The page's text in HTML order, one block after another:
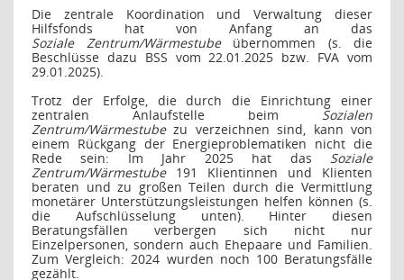
Die zentrale Koordination und Verwaltung dieser
Hilfsfonds hat von Anfang an das
Soziale Zentrum/Wärmestubeübernommen (s. die
Beschlüsse dazu BSS vom 22.01.2025 bzw. FVA vom
29.01.2025).
Trotz der Erfolge, die durch die Einrichtung einer
zentralen Anlaufstelle beim Sozialen
Zentrum/Wärmestubezu verzeichnen sind, kann von
einem Rückgang der Energieproblematiken nicht die
Rede sein: Im Jahr 2025 hat das Soziale
Zentrum/Wärmestube191 Klientinnen und Klienten
beraten und zu großen Teilen durch die Vermittlung
monetärer Unterstützungsleistungen helfen können (s.
die Aufschlüsselung unten). Hinter diesen
Beratungsfällen verbergen sich nicht nur
Einzelpersonen, sondern auch Ehepaare und Familien.
Zum Vergleich: 2024 wurden noch 100 Beratungsfälle
gezählt.